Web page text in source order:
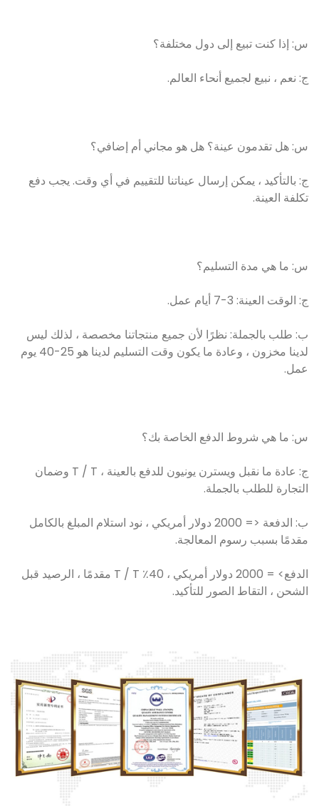
س: إذا كنت تبيع إلى دول مختلفة؟
ج: نعم ، نبيع لجميع أنحاء العالم.
س: هل تقدمون عينة؟ هل هو مجاني أم إضافي؟
ج: بالتأكيد ، يمكن إرسال عيناتنا للتقييم في أي وقت. يجب دفع
تكلفة العينة.
س: ما هي مدة التسليم؟
ج: الوقت العينة: 3-7 أيام عمل.
ب: طلب بالجملة: نظرًا لأن جميع منتجاتنا مخصصة ، لذلك ليس
لدينا مخزون ، وعادة ما يكون وقت التسليم لدينا هو 25-40 يوم
عمل.
س: ما هي شروط الدفع الخاصة بك؟
ج: عادة ما نقبل ويسترن يونيون للدفع بالعينة ، T / T وضمان
التجارة للطلب بالجملة.
ب: الدفعة <= 2000 دولار أمريكي ، نود استلام المبلغ بالكامل
مقدمًا بسبب رسوم المعالجة.
الدفع> = 2000 دولار أمريكي ، 40٪ T / T مقدمًا ، الرصيد قبل
الشحن ، التقاط الصور للتأكيد.